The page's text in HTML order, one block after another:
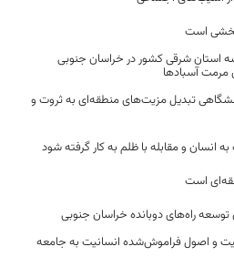
است
استان شرقی کشور در خراسان جنوبی
مرمت آسبادها
تبدیل مزیت‌های منطقه‌ای به ثروت و
انسان و مقابله با ظلم به کار گرفته شود
است
و اصول فراموش‌شده انسانیت به جامعه